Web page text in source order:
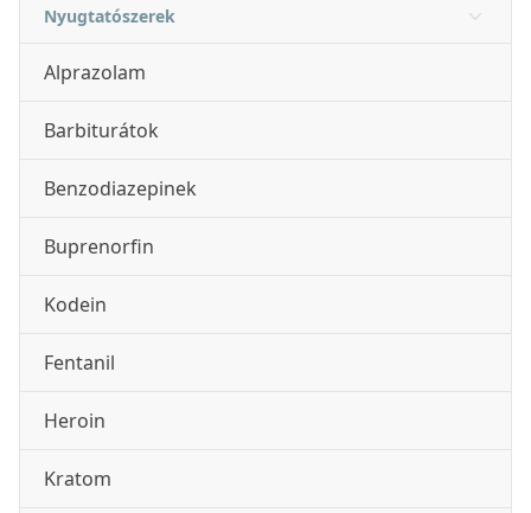
Nyugtatószerek
Alprazolam
Barbiturátok
Benzodiazepinek
Buprenorfin
Kodein
Fentanil
Heroin
Kratom